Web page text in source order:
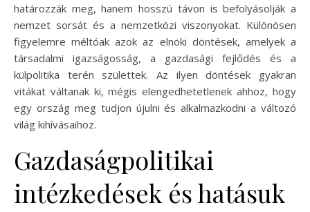
határozzák meg, hanem hosszú távon is befolyásolják a
nemzet sorsát és a nemzetközi viszonyokat. Különösen
figyelemre méltóak azok az elnöki döntések, amelyek a
társadalmi igazságosság, a gazdasági fejlődés és a
külpolitika terén születtek. Az ilyen döntések gyakran
vitákat váltanak ki, mégis elengedhetetlenek ahhoz, hogy
egy ország meg tudjon újulni és alkalmazkodni a változó
világ kihívásaihoz.
Gazdaságpolitikai
intézkedések és hatásuk